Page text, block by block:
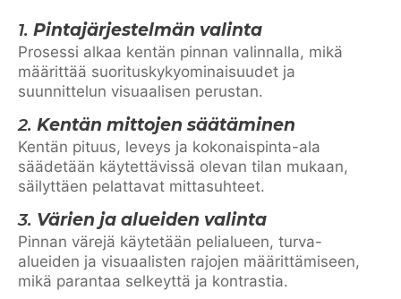
1. Pintajärjestelmän valinta
Prosessi alkaa kentän pinnan valinnalla, mikä
määrittää suorituskykyominaisuudet ja
suunnittelun visuaalisen perustan.
2. Kentän mittojen säätäminen
Kentän pituus, leveys ja kokonaispinta-ala
säädetään käytettävissä olevan tilan mukaan,
säilyttäen pelattavat mittasuhteet.
3. Värien ja alueiden valinta
Pinnan värejä käytetään pelialueen, turva-
alueiden ja visuaalisten rajojen määrittämiseen,
mikä parantaa selkeyttä ja kontrastia.